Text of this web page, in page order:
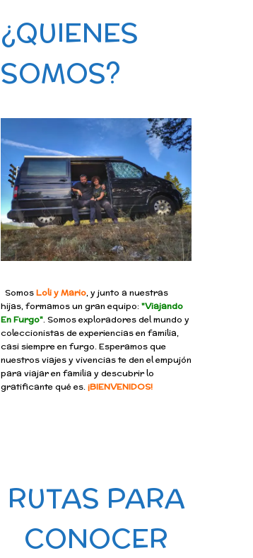
¿QUIENES
SOMOS?
SomosLoli y Mario, y junto a nuestras
hijas, formamos un gran equipo:"Viajando
En Furgo". Somos exploradores del mundo y
coleccionistas de experiencias en familia,
casi siempre en furgo. Esperamos que
nuestros viajes y vivencias te den el empujón
para viajar en familia y descubrir lo
gratificante qué es.¡BIENVENIDOS!
RUTAS PARA
CONOCER